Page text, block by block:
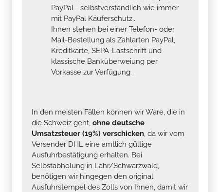
PayPal - selbstverständlich wie immer
mit PayPal Käuferschutz...
Ihnen stehen bei einer Telefon- oder
Mail-Bestellung als Zahlarten PayPal,
Kreditkarte, SEPA-Lastschrift und
klassische Banküberweiung per
Vorkasse zur Verfügung .
In den meisten Fällen können wir Ware, die in
die Schweiz geht, ohne deutsche
Umsatzsteuer (19%) verschicken, da wir vom
Versender DHL eine amtlich gültige
Ausfuhrbestätigung erhalten. Bei
Selbstabholung in Lahr/Schwarzwald,
benötigen wir hingegen den original
Ausfuhrstempel des Zolls von Ihnen, damit wir